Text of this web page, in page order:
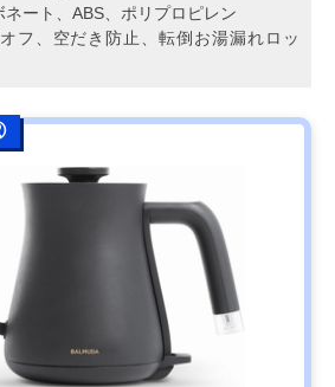
ネート、ABS、ポリプロピレン
フ、空だき防止、転倒お湯漏れロッ